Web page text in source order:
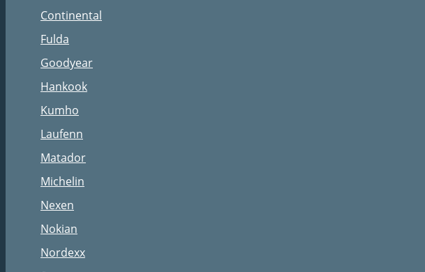
Continental
Fulda
Goodyear
Hankook
Kumho
Laufenn
Matador
Michelin
Nexen
Nokian
Nordexx